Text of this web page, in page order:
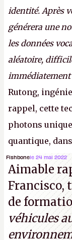
identité. Après
générera une
les données
aléatoire,
immédiatement
Rutong,
rappel, cette
photons
quantique,
garantir une
parties
normal, ça fait
(Crédit photo :
Fishbonele 24 mai 2022
Aimable
Francisco,
de
véhicules